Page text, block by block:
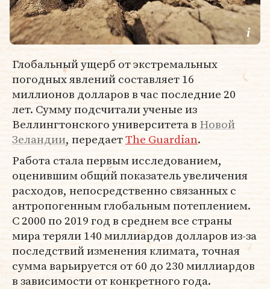
Глобальный ущерб от экстремальных
погодных явлений составляет 16
миллионов долларов в час последние 20
лет. Сумму подсчитали ученые из
Веллингтонского университета в Новой
Зеландии, передаетThe Guardian.
Работа стала первым исследованием,
оценившим общий показатель увеличения
расходов, непосредственно связанных с
антропогенным глобальным потеплением.
С 2000 по 2019 год в среднем все страны
мира теряли 140 миллиардов долларов из-за
последствий изменения климата, точная
сумма варьируется от 60 до 230 миллиардов
в зависимости от конкретного года.